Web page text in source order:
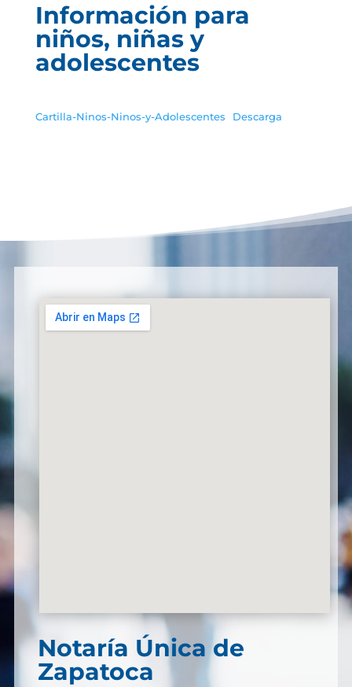
Información para
niños, niñas y
adolescentes
Cartilla-Ninos-Ninos-y-Adolescentes Descarga
Notaría Única de
Zapatoca